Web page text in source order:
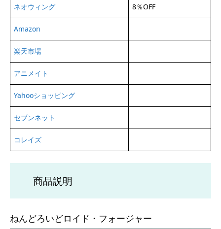
ネオウィング 8％OFF
Amazon
楽天市場
アニメイト
Yahooショッピング
セブンネット
コレイズ
商品説明
ねんどろいどロイド・フォージャー